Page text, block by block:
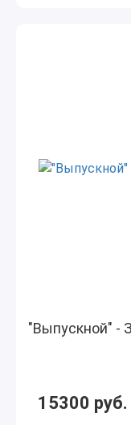
"Выпускной" -
15300 руб.